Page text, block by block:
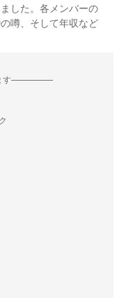
した。各メンバーの
噂、そして年収など
--------------------